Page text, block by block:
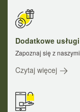
Dodatkowe usługi
Zapoznaj się z
Czytaj więcej